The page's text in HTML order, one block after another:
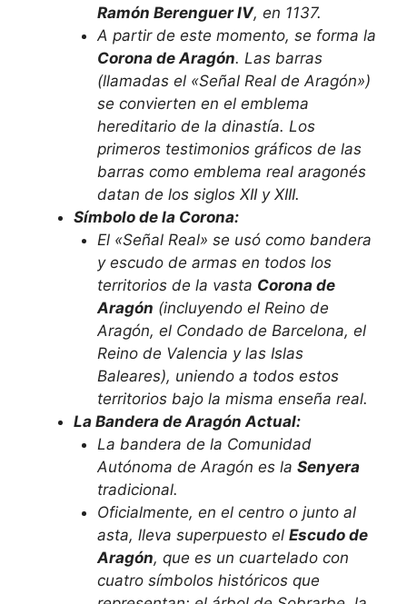
Ramón Berenguer IV, en 1137.
A partir de este momento, se forma la
Corona de Aragón. Las barras
(llamadas el «Señal Real de Aragón»)
se convierten en el emblema
hereditario de la dinastía. Los
primeros testimonios gráficos de las
barras como emblema real aragonés
datan de los siglos XII y XIII.
Símbolo de la Corona:
El «Señal Real» se usó como bandera
y escudo de armas en todos los
territorios de la vasta Corona de
Aragón (incluyendo el Reino de
Aragón, el Condado de Barcelona, el
Reino de Valencia y las Islas
Baleares), uniendo a todos estos
territorios bajo la misma enseña real.
La Bandera de Aragón Actual:
La bandera de la Comunidad
Autónoma de Aragón es la Senyera
tradicional.
Oficialmente, en el centro o junto al
asta, lleva superpuesto el Escudo de
Aragón, que es un cuartelado con
cuatro símbolos históricos que